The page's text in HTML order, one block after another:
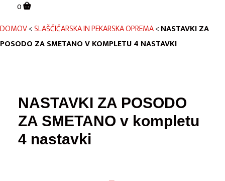
0
DOMOV<SLAŠČIČARSKA IN PEKARSKA OPREMA<NASTAVKI ZA
POSODO ZA SMETANO V KOMPLETU 4 NASTAVKI
NASTAVKI ZA POSODO
ZA SMETANO v kompletu
4 nastavki